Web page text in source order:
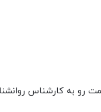
رو به کارشناس